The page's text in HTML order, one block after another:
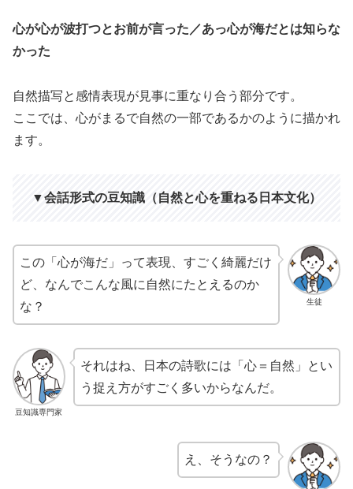
心が心が波打つとお前が言った／あっ心が海だとは知らな
かった
自然描写と感情表現が見事に重なり合う部分です。
ここでは、心がまるで自然の一部であるかのように描かれ
ます。
▼会話形式の豆知識（自然と心を重ねる日本文化）
生徒
この「心が海だ」って表現、すごく綺麗だけ
ど、なんでこんな風に自然にたとえるのか
な？
豆知識専門家
それはね、日本の詩歌には「心＝自然」とい
う捉え方がすごく多いからなんだ。
え、そうなの？